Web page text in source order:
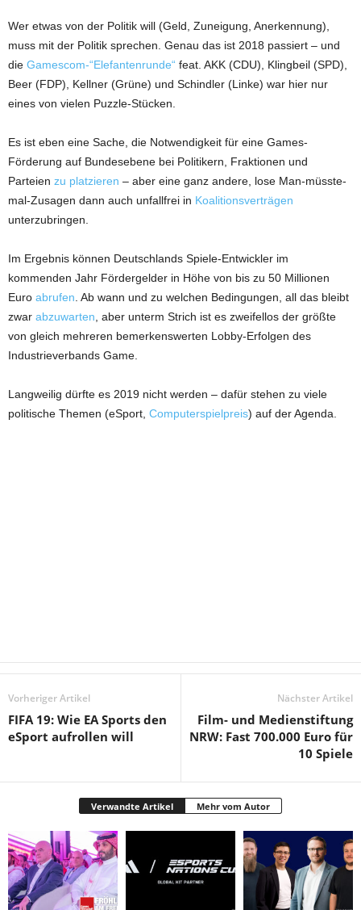
Wer etwas von der Politik will (Geld, Zuneigung, Anerkennung),
muss mit der Politik sprechen. Genau das ist 2018 passiert – und
die Gamescom-“Elefantenrunde“ feat. AKK (CDU), Klingbeil (SPD),
Beer (FDP), Kellner (Grüne) und Schindler (Linke) war hier nur
eines von vielen Puzzle-Stücken.
Es ist eben eine Sache, die Notwendigkeit für eine Games-
Förderung auf Bundesebene bei Politikern, Fraktionen und
Parteien zu platzieren – aber eine ganz andere, lose Man-müsste-
mal-Zusagen dann auch unfallfrei in Koalitionsverträgen
unterzubringen.
Im Ergebnis können Deutschlands Spiele-Entwickler im
kommenden Jahr Fördergelder in Höhe von bis zu 50 Millionen
Euro abrufen . Ab wann und zu welchen Bedingungen, all das bleibt
zwar abzuwarten , aber unterm Strich ist es zweifellos der größte
von gleich mehreren bemerkenswerten Lobby-Erfolgen des
Industrieverbands Game.
Langweilig dürfte es 2019 nicht werden – dafür stehen zu viele
politische Themen (eSport, Computerspielpreis) auf der Agenda.
Vorheriger Artikel
FIFA 19: Wie EA Sports den
eSport aufrollen will
Nächster Artikel
Film- und Medienstiftung
NRW: Fast 700.000 Euro für
10 Spiele
Verwandte Artikel Mehr vom Autor